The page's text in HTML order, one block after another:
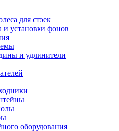
для стоек
установки фонов
и удлинители
оборудования